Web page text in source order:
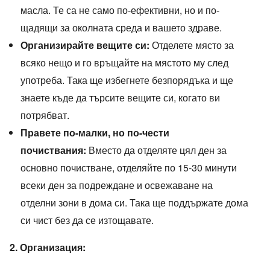
масла. Те са не само по-ефективни, но и по-
щадящи за околната среда и вашето здраве.
Организирайте вещите си: Отделете място за
всяко нещо и го връщайте на мястото му след
употреба. Така ще избегнете безпорядъка и ще
знаете къде да търсите вещите си, когато ви
потрябват.
Правете по-малки, но по-чести
почиствания: Вместо да отделяте цял ден за
основно почистване, отделяйте по 15-30 минути
всеки ден за подреждане и освежаване на
отделни зони в дома си. Така ще поддържате дома
си чист без да се изтощавате.
2. Организация: